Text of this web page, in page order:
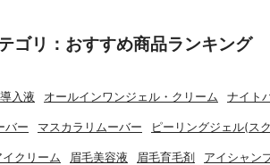
ゴリ：おすすめ商品ランキング
導入液 オールインワンジェル・クリーム ナイト
バー マスカラリムーバー ピーリングジェル(ス
イクリーム 眉毛美容液 眉毛育毛剤 アイシャン